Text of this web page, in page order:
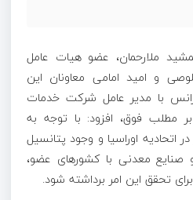
ملارحمان، عضو هیات عامل
و امید امامی معاونان این
با مدیر عامل شرکت خدمات
بر مطلب فوق، افزود: با توجه به
اتحادیه اوراسیا و وجود پتانسیل
معدنی با کشورهای عضو،
تحقق این امر برداشته شود.